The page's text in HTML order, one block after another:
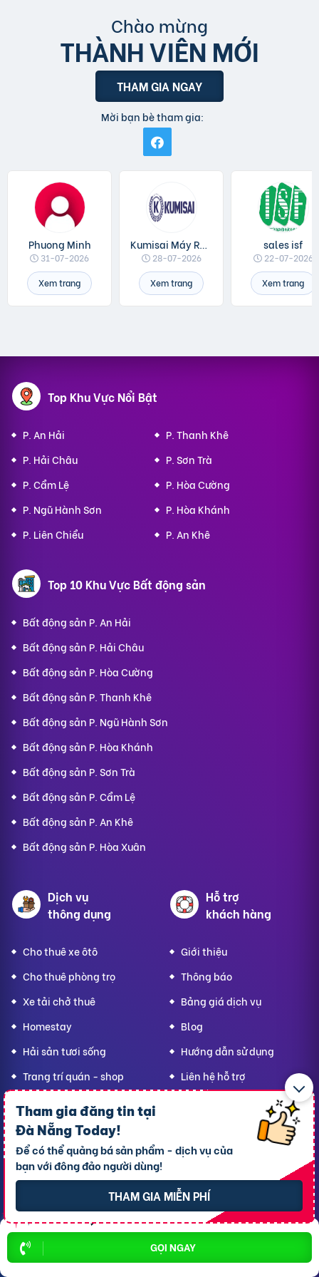
GỌI NGAY
Tham gia đăng tin tại
Đà Nẵng Today!
Để có thể quảng bá sản phẩm - dịch vụ của
bạn với đông đảo người dùng!
THAM GIA MIỄN PHÍ
Chào mừng
THÀNH VIÊN MỚI
THAM GIA NGAY
Mời bạn bè tham gia:
Phuong Minh
31-07-2026
Xem trang
Kumisai Máy Rửa Xe
28-07-2026
Xem trang
sales isf
22-07-2026
Xem trang
Top Khu Vực Nổi Bật
P. An Hải
P. Thanh Khê
P. Hải Châu
P. Sơn Trà
P. Cẩm Lệ
P. Hòa Cường
P. Ngũ Hành Sơn
P. Hòa Khánh
P. Liên Chiểu
P. An Khê
Top 10 Khu Vực Bất động sản
Bất động sản P. An Hải
Bất động sản P. Hải Châu
Bất động sản P. Hòa Cường
Bất động sản P. Thanh Khê
Bất động sản P. Ngũ Hành Sơn
Bất động sản P. Hòa Khánh
Bất động sản P. Sơn Trà
Bất động sản P. Cẩm Lệ
Bất động sản P. An Khê
Bất động sản P. Hòa Xuân
Dịch vụ
thông dụng
Cho thuê xe ôtô
Cho thuê phòng trọ
Xe tải chở thuê
Homestay
Hải sản tươi sống
Trang trí quán - shop
Dành cho thú cưng
Thời trang Mẹ & Bé
Hỗ trợ
khách hàng
Giới thiệu
Thông báo
Bảng giá dịch vụ
Blog
Hướng dẫn sử dụng
Liên hệ hỗ trợ
hãy lan tỏa yêu thương!
Địa chỉ trụ sở chính: 7 Trần Minh Sơn, phường Tân An, TP.
Cần Thơ